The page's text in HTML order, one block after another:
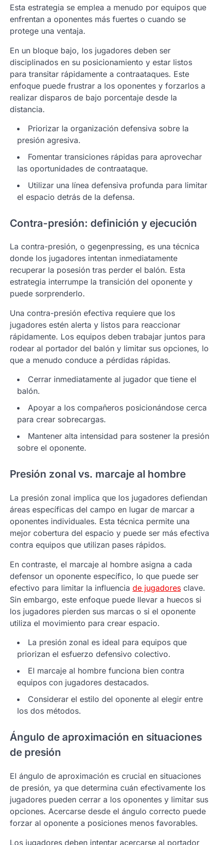
Esta estrategia se emplea a menudo por equipos que
enfrentan a oponentes más fuertes o cuando se
protege una ventaja.
En un bloque bajo, los jugadores deben ser
disciplinados en su posicionamiento y estar listos
para transitar rápidamente a contraataques. Este
enfoque puede frustrar a los oponentes y forzarlos a
realizar disparos de bajo porcentaje desde la
distancia.
Priorizar la organización defensiva sobre la
presión agresiva.
Fomentar transiciones rápidas para aprovechar
las oportunidades de contraataque.
Utilizar una línea defensiva profunda para limitar
el espacio detrás de la defensa.
Contra-presión: definición y ejecución
La contra-presión, o gegenpressing, es una técnica
donde los jugadores intentan inmediatamente
recuperar la posesión tras perder el balón. Esta
estrategia interrumpe la transición del oponente y
puede sorprenderlo.
Una contra-presión efectiva requiere que los
jugadores estén alerta y listos para reaccionar
rápidamente. Los equipos deben trabajar juntos para
rodear al portador del balón y limitar sus opciones, lo
que a menudo conduce a pérdidas rápidas.
Cerrar inmediatamente al jugador que tiene el
balón.
Apoyar a los compañeros posicionándose cerca
para crear sobrecargas.
Mantener alta intensidad para sostener la presión
sobre el oponente.
Presión zonal vs. marcaje al hombre
La presión zonal implica que los jugadores defiendan
áreas específicas del campo en lugar de marcar a
oponentes individuales. Esta técnica permite una
mejor cobertura del espacio y puede ser más efectiva
contra equipos que utilizan pases rápidos.
En contraste, el marcaje al hombre asigna a cada
defensor un oponente específico, lo que puede ser
efectivo para limitar la influencia de jugadores clave.
Sin embargo, este enfoque puede llevar a huecos si
los jugadores pierden sus marcas o si el oponente
utiliza el movimiento para crear espacio.
La presión zonal es ideal para equipos que
priorizan el esfuerzo defensivo colectivo.
El marcaje al hombre funciona bien contra
equipos con jugadores destacados.
Considerar el estilo del oponente al elegir entre
los dos métodos.
Ángulo de aproximación en situaciones
de presión
El ángulo de aproximación es crucial en situaciones
de presión, ya que determina cuán efectivamente los
jugadores pueden cerrar a los oponentes y limitar sus
opciones. Acercarse desde el ángulo correcto puede
forzar al oponente a posiciones menos favorables.
Los jugadores deben intentar acercarse al portador